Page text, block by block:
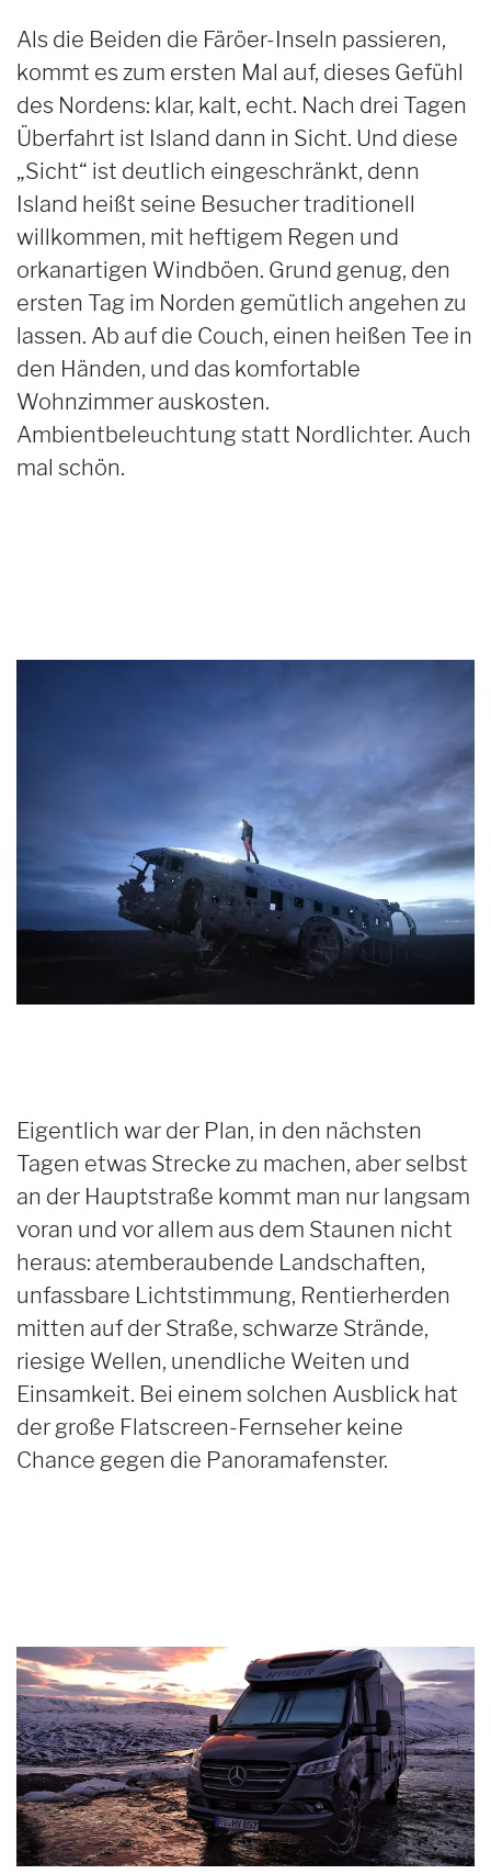
Als die Beiden die Färöer-Inseln passieren,
kommt es zum ersten Mal auf, dieses Gefühl
des Nordens: klar, kalt, echt. Nach drei Tagen
Überfahrt ist Island dann in Sicht. Und diese
„Sicht“ ist deutlich eingeschränkt, denn
Island heißt seine Besucher traditionell
willkommen, mit heftigem Regen und
orkanartigen Windböen. Grund genug, den
ersten Tag im Norden gemütlich angehen zu
lassen. Ab auf die Couch, einen heißen Tee in
den Händen, und das komfortable
Wohnzimmer auskosten.
Ambientbeleuchtung statt Nordlichter. Auch
mal schön.
Eigentlich war der Plan, in den nächsten
Tagen etwas Strecke zu machen, aber selbst
an der Hauptstraße kommt man nur langsam
voran und vor allem aus dem Staunen nicht
heraus: atemberaubende Landschaften,
unfassbare Lichtstimmung, Rentierherden
mitten auf der Straße, schwarze Strände,
riesige Wellen, unendliche Weiten und
Einsamkeit. Bei einem solchen Ausblick hat
der große Flatscreen-Fernseher keine
Chance gegen die Panoramafenster.